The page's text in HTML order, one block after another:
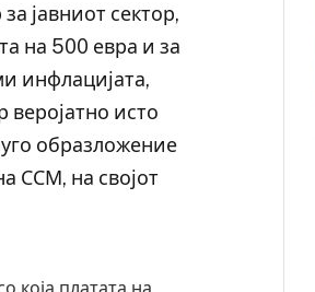
јавниот сектор,
на 500 евра и за
инфлацијата,
веројатно исто
образложение
ССМ, на својот